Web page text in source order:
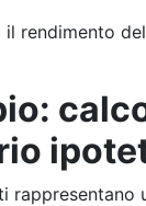
il rendimento
rappresentano